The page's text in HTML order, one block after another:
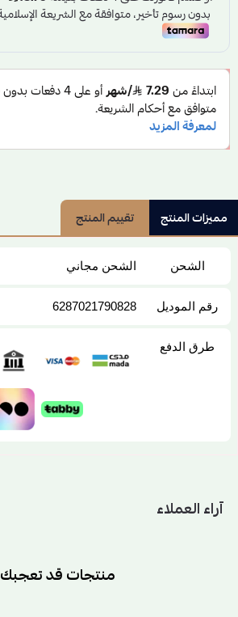
مميزات المنتج تقييم المنتج
الشحن الشحن مجاني
رقم الموديل 6287021790828
طرق الدفع
آراء العملاء
منتجات قد تعجبك